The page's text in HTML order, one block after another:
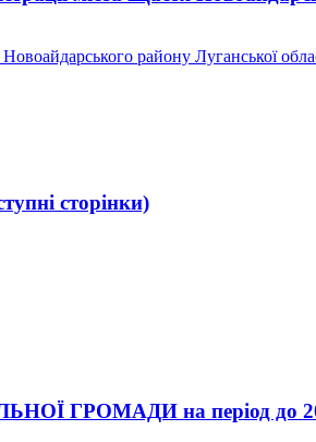
району Луганської
сторінки)
ГРОМАДИ на період до